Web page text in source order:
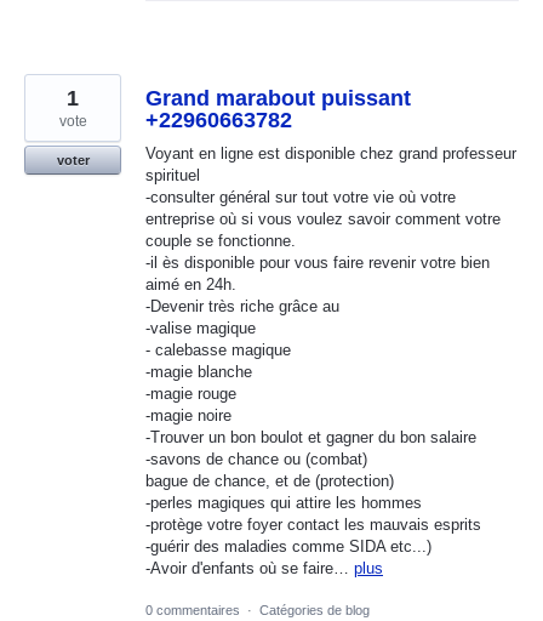
Grand marabout puissant
+22960663782
Voyant en ligne est disponible chez grand professeur
spirituel
-consulter général sur tout votre vie où votre
entreprise où si vous voulez savoir comment votre
couple se fonctionne.
-il ès disponible pour vous faire revenir votre bien
aimé en 24h.
-Devenir très riche grâce au
-valise magique
- calebasse magique
-magie blanche
-magie rouge
-magie noire
-Trouver un bon boulot et gagner du bon salaire
-savons de chance ou (combat)
bague de chance, et de (protection)
-perles magiques qui attire les hommes
-protège votre foyer contact les mauvais esprits
-guérir des maladies comme SIDA etc...)
-Avoir d'enfants où se faire… plus
1
vote
voter
0 commentaires · Catégories de blog